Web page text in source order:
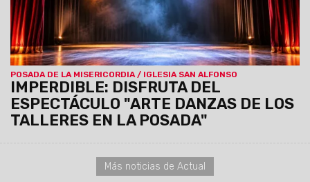
POSADA DE LA MISERICORDIA / IGLESIA SAN ALFONSO
IMPERDIBLE: DISFRUTA DEL
ESPECTÁCULO "ARTE DANZAS DE LOS
TALLERES EN LA POSADA"
Más noticias de Actual